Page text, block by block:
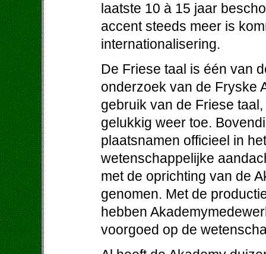
laatste 10 à 15 jaar
accent steeds meer is
internationalisering.
De Friese taal is één van
onderzoek van de Fryske
gebruik van de Friese
gelukkig weer toe.
plaatsnamen officieel in
wetenschappelijke
met de oprichting van de
genomen. Met de
hebben
voorgoed op de